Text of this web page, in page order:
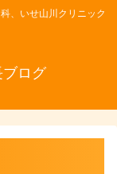
、いせ山川クリニック
ログ